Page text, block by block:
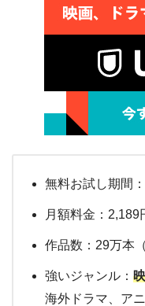
無料お試し期間
月額料金：2,189
作品数：29万本
強いジャンル：
海外ドラマ、ア